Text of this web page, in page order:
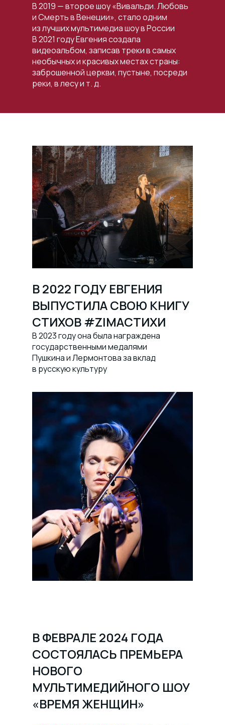
В 2019 — второе шоу «Вивальди. Любовь
и Смерть в Венеции», стало одним
из лучших мультимедиа шоу в России
В 2021 году Евгения создала
видеоальбом, записав треки в самых
необычных и красивых местах страны:
заброшенной церкви, пустыне, посреди
реки, в лесу и т. д.
В 2022 ГОДУ ЕВГЕНИЯ
ВЫПУСТИЛА СВОЮ КНИГУ
СТИХОВ #ZIMАСТИХИ
В 2023 году она была награждена
государственными медалями
Пушкина и Лермонтова за вклад
в русскую культуру
В ФЕВРАЛЕ 2024 ГОДА
СОСТОЯЛАСЬ ПРЕМЬЕРА
НОВОГО
МУЛЬТИМЕДИЙНОГО ШОУ
«ВРЕМЯ ЖЕНЩИН»